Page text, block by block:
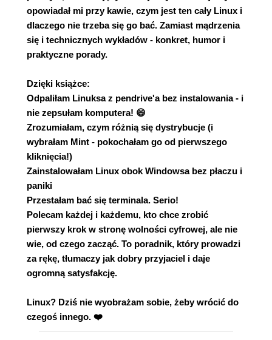
opowiadał mi przy kawie, czym jest ten cały Linux i
dlaczego nie trzeba się go bać. Zamiast mądrzenia
się i technicznych wykładów - konkret, humor i
praktyczne porady.
Dzięki książce:
Odpaliłam Linuksa z pendrive'a bez instalowania - i
nie zepsułam komputera! 😄
Zrozumiałam, czym różnią się dystrybucje (i
wybrałam Mint - pokochałam go od pierwszego
kliknięcia!)
Zainstalowałam Linux obok Windowsa bez płaczu i
paniki
Przestałam bać się terminala. Serio!
Polecam każdej i każdemu, kto chce zrobić
pierwszy krok w stronę wolności cyfrowej, ale nie
wie, od czego zacząć. To poradnik, który prowadzi
za rękę, tłumaczy jak dobry przyjaciel i daje
ogromną satysfakcję.
Linux? Dziś nie wyobrażam sobie, żeby wrócić do
czegoś innego. ❤️